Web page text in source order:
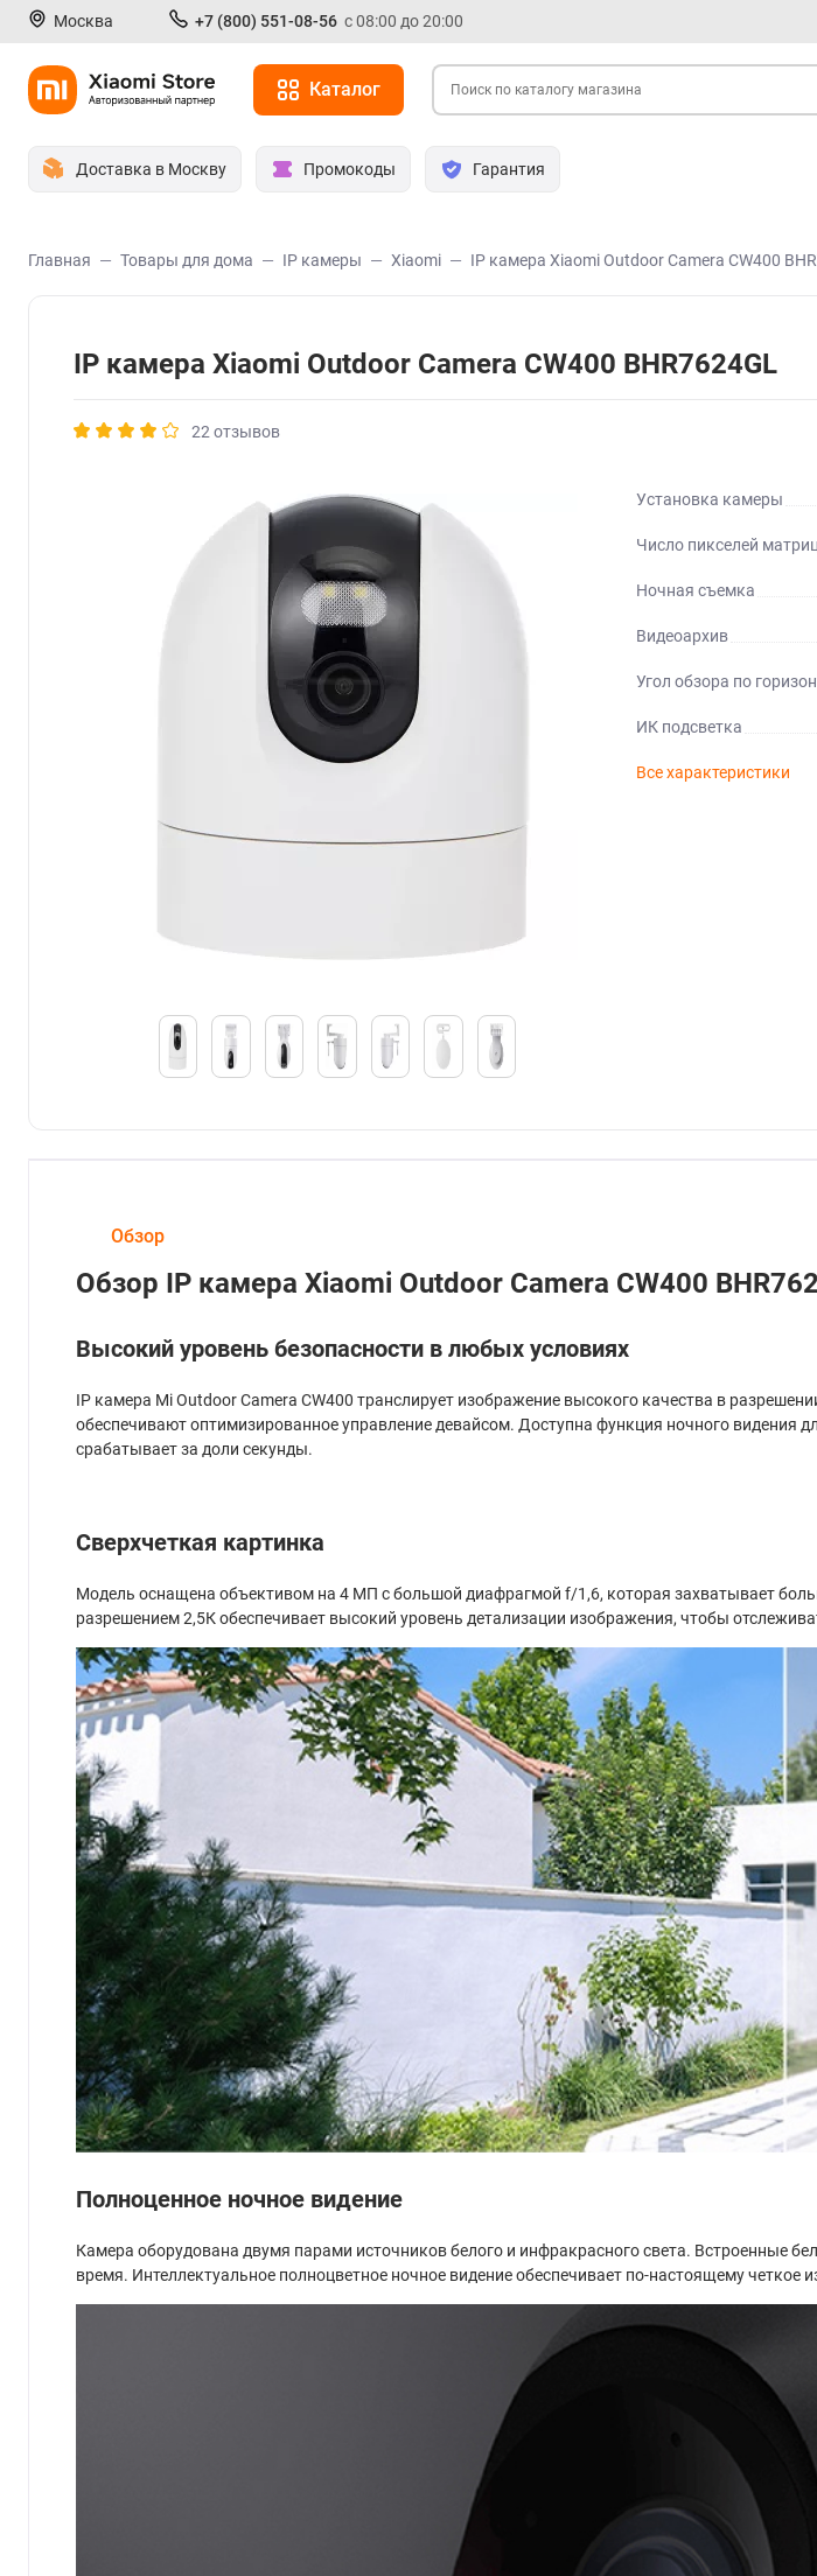
Москва +7 (800) 551-08-56 с 08:00 до 20:00
Каталог
Доставка в Москву Промокоды Гарантия
Главная Товары для дома IP камеры Xiaomi IP камера Xiaomi Outdoor Camera CW400
IP камера Xiaomi Outdoor Camera CW400 BHR7624GL
22 отзывов
Установка камеры
Число пикселей
Ночная съемка
Видеоархив
Угол обзора по
ИК подсветка
Все характеристики
Обзор
Обзор IP камера Xiaomi Outdoor Camera CW400
Высокий уровень безопасности в любых условиях
IP камера Mi Outdoor Camera CW400 транслирует изображение высокого качества в
обеспечивают оптимизированное управление девайсом. Доступна функция ночного видения
срабатывает за доли секунды.
Сверхчеткая картинка
Модель оснащена объективом на 4 МП с большой диафрагмой f/1,6, которая захватывает
разрешением 2,5К обеспечивает высокий уровень детализации изображения, чтобы
Полноценное ночное видение
Камера оборудована двумя парами источников белого и инфракрасного света. Встроенные
время. Интеллектуальное полноцветное ночное видение обеспечивает по-настоящему четкое